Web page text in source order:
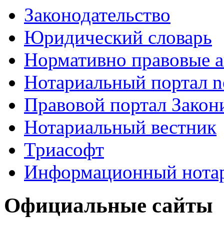
Законодательство
Юридический словарь
Нормативно правовые
Нотариальный портал
Правовой портал
Нотариальный вестник
Триасофт
Информационный
Официальные сайты